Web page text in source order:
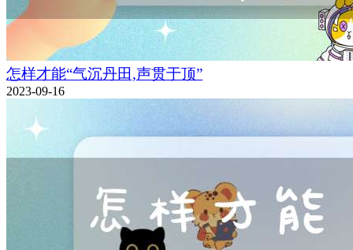
怎样才能“气沉丹田,声贯于顶”
2023-09-16